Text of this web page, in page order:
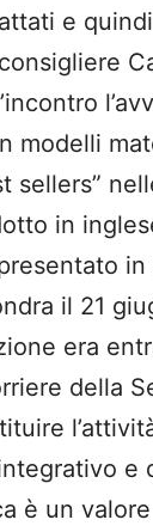
e
modelli
sellers”
in
in
il 21
era
della
e
è un